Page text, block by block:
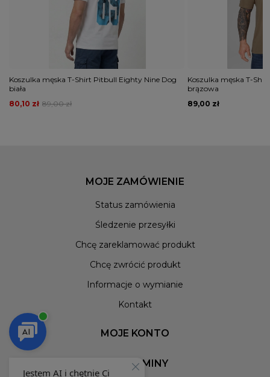
Koszulka męska T-Shirt Pitbull Eighty Nine Dog
biała
89,00 zł
80,10 zł
Koszulka męska T-
brązowa
89,00 zł
MOJE ZAMÓWIENIE
Status zamówienia
Śledzenie przesyłki
Chcę zareklamować produkt
Chcę zwrócić produkt
Informacje o wymianie
Kontakt
MOJE KONTO
REGULAMINY